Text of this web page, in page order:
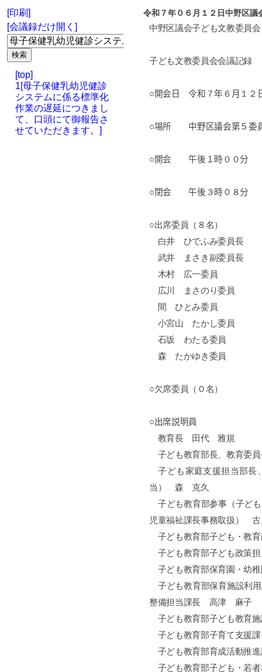
[印刷]
[会議録だけ開く]
[top]
1[母子保健乳幼児健診
システムに係る標準化
作業の遅延につきまし
て、口頭にて御報告さ
せていただきます。]
令和７年０６月１２日中野区
中野区議会子ども文教委員
子ども文教委員会会議記録
○開会日 令和 ７年 ６ 月 １２
○場所 中野区議会第５委
○開会 午後１時 ００分
○閉会 午後 ３ 時 ０８分
○出席委員（８名）
白井 ひでふみ委員長
武井 まさき副委員長
木村 広一委員
広川 まさのり委員
間 ひとみ委員
小宮山 たかし委員
石坂 わたる委員
森 たかゆき委員
○欠席委員（０名）
○出席説明員
教育長 田代 雅規
子ども教育部長、教育委
子ども家庭支援担当部長
当） 森 克久
子ども教育部参事（子ど
児童福祉課長事務取扱）
子ども教育部子ども・教
子ども教育部子ども政策
子ども教育部保育園・幼
子ども教育部保育施設利
整備担当課長 高津 麻子
子ども教育部子ども教育
子ども教育部子育て支援
子ども教育部育成活動
子ども教育部子ども・若